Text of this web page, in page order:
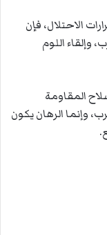
الاحتلال، فإن
وإلقاء اللوم
المقاومة
وإنما الرهان يكون